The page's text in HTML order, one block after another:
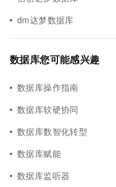
dm达梦数据库
数据库您可能感兴趣
数据库操作指南
数据库软硬协同
数据库数智化转型
数据库赋能
数据库监听器